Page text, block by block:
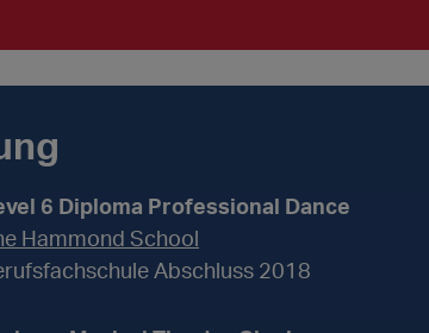
6 Diploma Professional Dance
Hammond School
Abschluss 2018